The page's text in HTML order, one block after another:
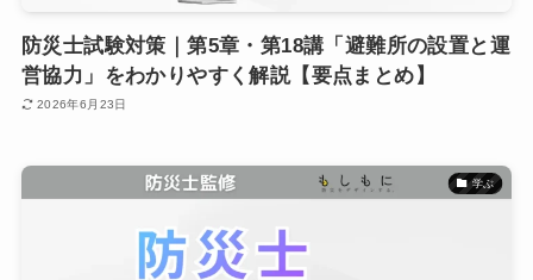
防災士試験対策｜第5章・第18講「避難所の設置と運
営協力」をわかりやすく解説【要点まとめ】
2026年6月23日
学ぶ